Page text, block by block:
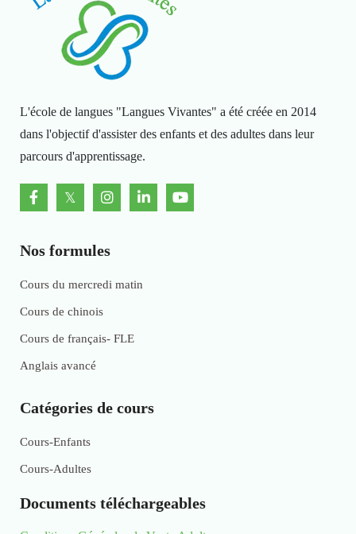
L'école de langues "Langues Vivantes" a été créée en 2014
dans l'objectif d'assister des enfants et des adultes dans leur
parcours d'apprentissage.
Nos formules
Cours du mercredi matin
Cours de chinois
Cours de français- FLE
Anglais avancé
Catégories de cours
Cours-Enfants
Cours-Adultes
Documents téléchargeables